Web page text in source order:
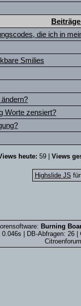
die ich in
Smilies
Worte zensiert?
heute: 59 | Views
Highslide JS
Burning
0.046s | DB-Abfragen: 26